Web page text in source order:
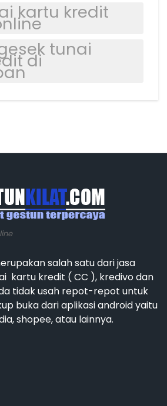
kartu kredit
tunai
di
salah satu dari jasa
kartu kredit ( CC ), kredivo dan
tidak usah repot-repot untuk
buka dari aplikasi android yaitu
shopee, atau lainnya.